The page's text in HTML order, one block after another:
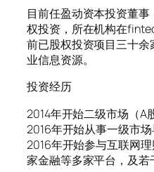
目前任盈动资本投资董
权投资，所在机构在
前已股权投资项目三十
业信息资源。
投资经历
2014年开始二级市场（A
2016年开始从事一级市
2016年开始参与互联网
家金融等多家平台，及若